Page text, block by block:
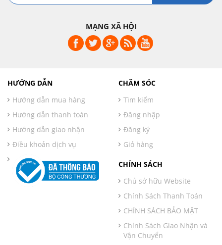
MẠNG XÃ HỘI
HƯỚNG DẪN
Hướng dẫn mua hàng
Hướng dẫn thanh toán
Hướng dẫn giao nhận
Điều khoản dịch vụ
CHĂM SÓC
Tìm kiếm
Đăng nhập
Đăng ký
Giỏ hàng
CHÍNH SÁCH
Chủ sở hữu Website
Chính Sách Thanh Toán
CHÍNH SÁCH BẢO MẬT
Chính Sách Giao Nhận và
Vận Chuyển